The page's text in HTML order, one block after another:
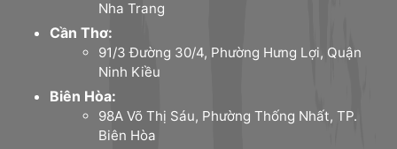
Nha Trang
Cần Thơ:
91/3 Đường 30/4, Phường Hưng Lợi, Quận
Ninh Kiều
Biên Hòa:
98A Võ Thị Sáu, Phường Thống Nhất, TP.
Biên Hòa